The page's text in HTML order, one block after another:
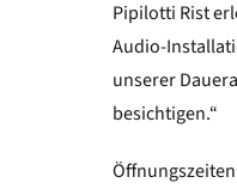
Pipilotti Rist
Audio-
unserer
besichtigen.“